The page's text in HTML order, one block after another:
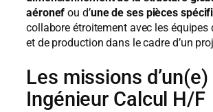
aéronef ou d’une de ses pièces
collabore étroitement avec les équipes
et de production dans le cadre d’un
Les missions d’un(e)
Ingénieur Calcul H/F